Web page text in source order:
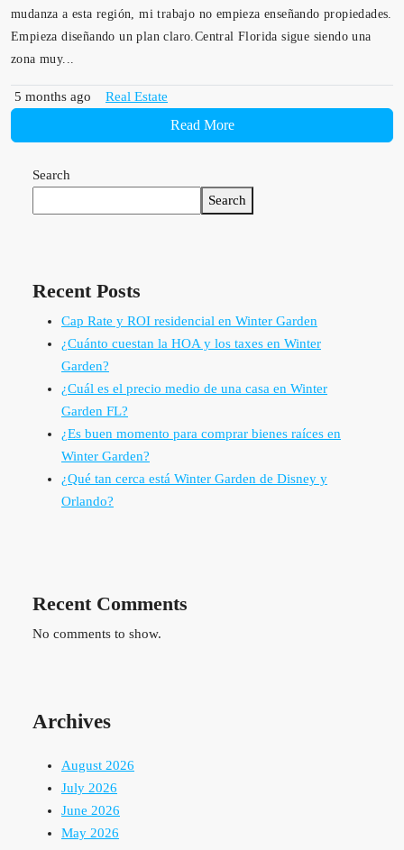
mudanza a esta región, mi trabajo no empieza enseñando propiedades.
Empieza diseñando un plan claro.Central Florida sigue siendo una
zona muy...
5 months ago Real Estate
Read More
Search
Search
Recent Posts
Cap Rate y ROI residencial en Winter Garden
¿Cuánto cuestan la HOA y los taxes en Winter
Garden?
¿Cuál es el precio medio de una casa en Winter
Garden FL?
¿Es buen momento para comprar bienes raíces en
Winter Garden?
¿Qué tan cerca está Winter Garden de Disney y
Orlando?
Recent Comments
No comments to show.
Archives
August 2026
July 2026
June 2026
May 2026